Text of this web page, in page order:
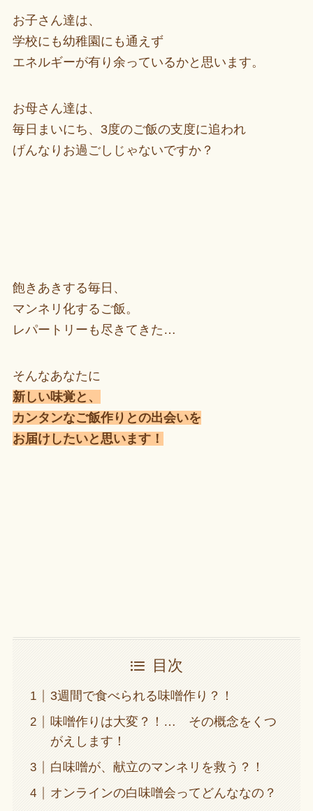
お子さん達は、
学校にも幼稚園にも通えず
エネルギーが有り余っているかと思います。
お母さん達は、
毎日まいにち、3度のご飯の支度に追われ
げんなりお過ごしじゃないですか？
飽きあきする毎日、
マンネリ化するご飯。
レパートリーも尽きてきた…
そんなあなたに
新しい味覚と、
カンタンなご飯作りとの出会いを
お届けしたいと思います！
目次
3週間で食べられる味噌作り？！
味噌作りは大変？！… その概念をくつ
がえします！
白味噌が、献立のマンネリを救う？！
オンラインの白味噌会ってどんななの？